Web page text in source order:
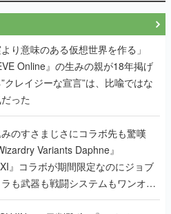
より意味のある仮想世界を作る」
Online』の生みの親が18年掲げ
クレイジーな宣言”は、比喩ではな
った
のすさまじさにコラボ先も驚嘆
Variants Daphne』
』コラボが期間限定なのにジョブ
も武器も戦闘システムもワンオフ
まれた理由を両ディレクターに聞